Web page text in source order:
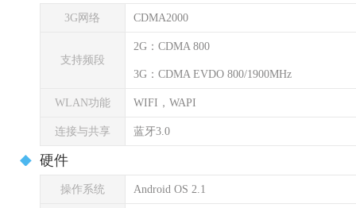
3G网络 CDMA2000
支持频段
2G：CDMA 800
3G：CDMA EVDO 800/1900MHz
WLAN功能 WIFI，WAPI
连接与共享 蓝牙3.0
硬件
操作系统 Android OS 2.1